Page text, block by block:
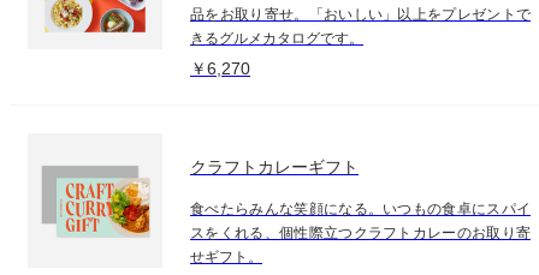
品をお取り寄せ。「おいしい」以上をプレゼントで
きるグルメカタログです。
￥6,270
クラフトカレーギフト
食べたらみんな笑顔になる。いつもの食卓にスパイ
スをくれる、個性際立つクラフトカレーのお取り寄
せギフト。